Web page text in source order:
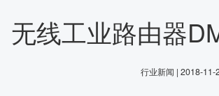
无线工业路由器
行业新闻 | 2018-11-